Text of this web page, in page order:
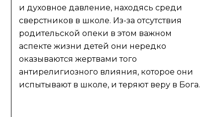
и духовное давление, находясь среди
сверстников в школе. Из-за отсутствия
родительской опеки в этом важном
аспекте жизни детей они нередко
оказываются жертвами того
антирелигиозного влияния, которое они
испытывают в школе, и теряют веру в Бога.